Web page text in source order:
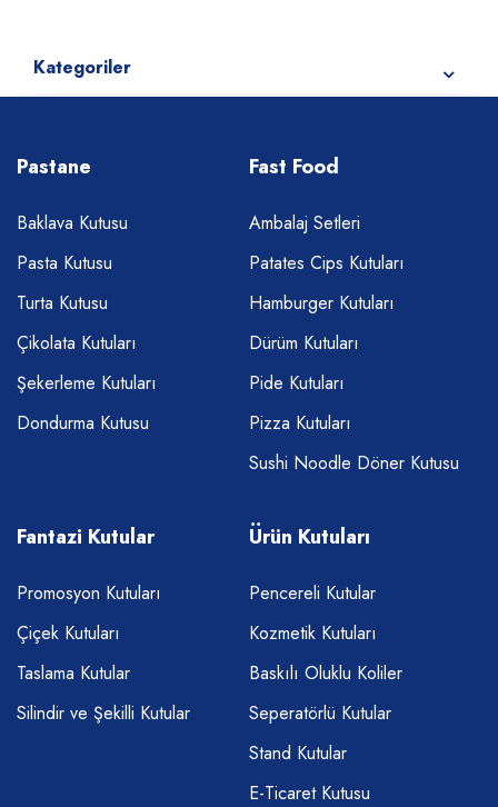
Kategoriler
Pastane
Baklava Kutusu
Pasta Kutusu
Turta Kutusu
Çikolata Kutuları
Şekerleme Kutuları
Dondurma Kutusu
Fast Food
Ambalaj Setleri
Patates Cips Kutuları
Hamburger Kutuları
Dürüm Kutuları
Pide Kutuları
Pizza Kutuları
Sushi Noodle Döner Kutusu
Fantazi Kutular
Promosyon Kutuları
Çiçek Kutuları
Taslama Kutular
Silindir ve Şekilli Kutular
Ürün Kutuları
Pencereli Kutular
Kozmetik Kutuları
Baskılı Oluklu Koliler
Seperatörlü Kutular
Stand Kutular
E-Ticaret Kutusu